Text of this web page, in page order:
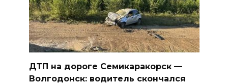
ДТП на дороге Семикаракорск —
Волгодонск: водитель скончался